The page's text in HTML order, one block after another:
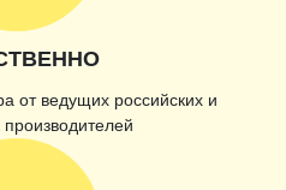
от ведущих российских и